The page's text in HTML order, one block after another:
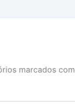
marcados com